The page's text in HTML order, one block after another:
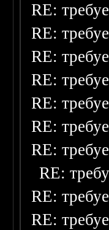
RE:
RE:
RE:
RE:
RE:
RE:
RE:
RE:
RE:
RE: